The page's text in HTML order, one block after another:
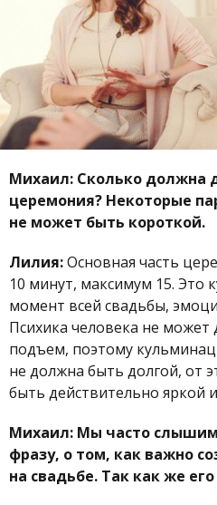
Михаил: Сколько должна
церемония? Некоторые
не может быть короткой.
Лилия:Основная часть
10 минут, максимум 15. Это
момент всей свадьбы,
Психика человека не
подъем, поэтому
не должна быть долгой, от
быть действительно яркой
Михаил: Мы часто слышим
фразу, о том, как важно
на свадьбе. Так как же